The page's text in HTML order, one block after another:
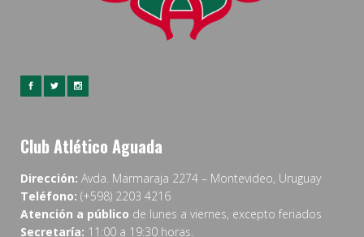
Club Atlético Aguada
Dirección: Avda. Marmaraja 2274 – Montevideo, Uruguay
Teléfono: (+598) 2203 4216
Atención a público de lunes a viernes, excepto feriados
Secretaría: 11:00 a 19:30 horas.